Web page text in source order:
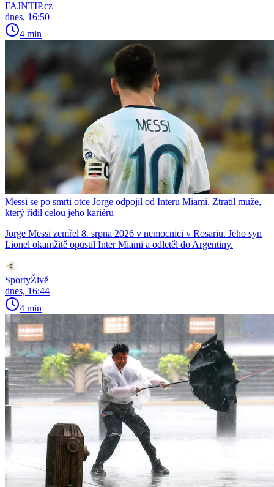
FAJNTIP.cz
dnes, 16:50
4 min
Messi se po smrti otce Jorge odpojil od Interu Miami. Ztratil muže,
který řídil celou jeho kariéru
Jorge Messi zemřel 8. srpna 2026 v nemocnici v Rosariu. Jeho syn
Lionel okamžitě opustil Inter Miami a odletěl do Argentiny.
SportyŽivě
dnes, 16:44
4 min